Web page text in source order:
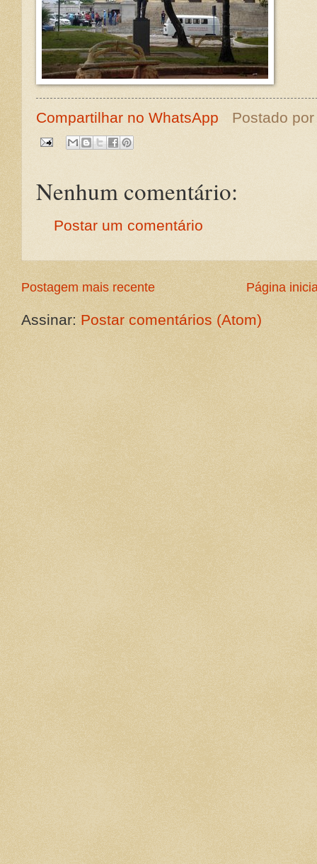
Compartilhar no WhatsApp Postado
Nenhum comentário:
Postar um comentário
Postagem mais recente Página
Assinar: Postar comentários (Atom)